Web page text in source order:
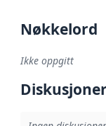
Nøkkelord
Ikke oppgitt